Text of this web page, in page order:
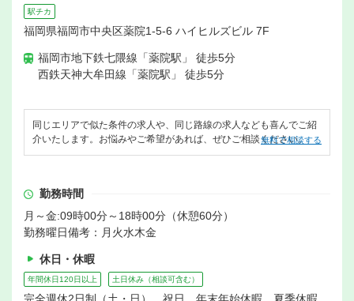
駅チカ
福岡県福岡市中央区薬院1-5-6 ハイヒルズビル 7F
福岡市地下鉄七隈線「薬院駅」 徒歩5分
西鉄天神大牟田線「薬院駅」 徒歩5分
同じエリアで似た条件の求人や、同じ路線の求人なども喜んでご紹
介いたします。お悩みやご希望があれば、ぜひご相談ください。
無料で相談する
勤務時間
月～金:09時00分～18時00分（休憩60分）
勤務曜日備考：月火水木金
休日・休暇
年間休日120日以上 土日休み（相談可含む）